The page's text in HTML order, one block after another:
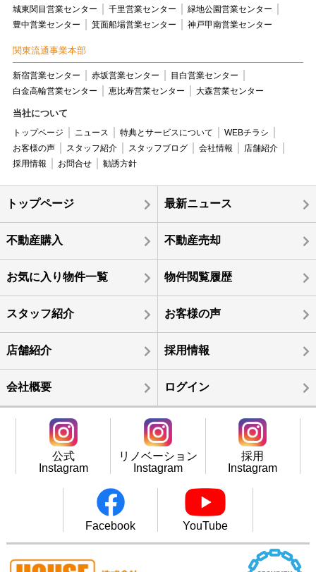
城東関目営業センター
千里営業センター
緑地公園営業センター
豊中営業センター
箕面船場営業センター 神戸甲南営業センター
関東流通事業本部
新宿営業センター 赤坂営業センター
目白営業センター
白金高輪営業センター
恵比寿営業センター 大森営業センター
当社について
トップページ ニュース 特典とサービスについて
WEBチラシ
お客様の声
スタッフ紹介 スタッフブログ 会社情報
店舗紹介
採用情報
お問合せ 勧誘方針
トップページ 最新ニュース
不動産購入 不動産売却
お気に入り物件一覧 物件閲覧履歴
スタッフ紹介 お客様の声
店舗紹介 採用情報
会社概要 ログイン
公式
Instagram
リノベーション
Instagram
採用
Instagram
Facebook YouTube